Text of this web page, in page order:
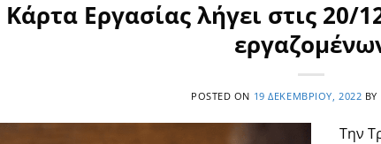
Εργασίας λήγει στις
POSTED ON 19 ΔΕΚΕΜΒΡΊΟΥ, 2022 BY
Την